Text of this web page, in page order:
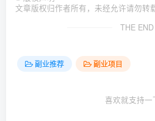
文章版权归作者所有，未经允许请勿转
THE END
副业推荐 副业项目
喜欢就支持一